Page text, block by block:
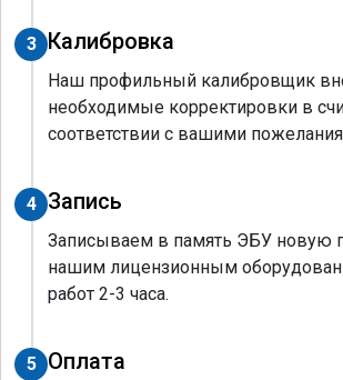
3 Калибровка
Наш профильный калибровщик
необходимые корректировки в
соответствии с вашими
4 Запись
Записываем в память ЭБУ новую
нашим лицензионным
работ 2-3 часа.
5 Оплата